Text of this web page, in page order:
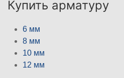
Купить арматуру
6 мм
8 мм
10 мм
12 мм